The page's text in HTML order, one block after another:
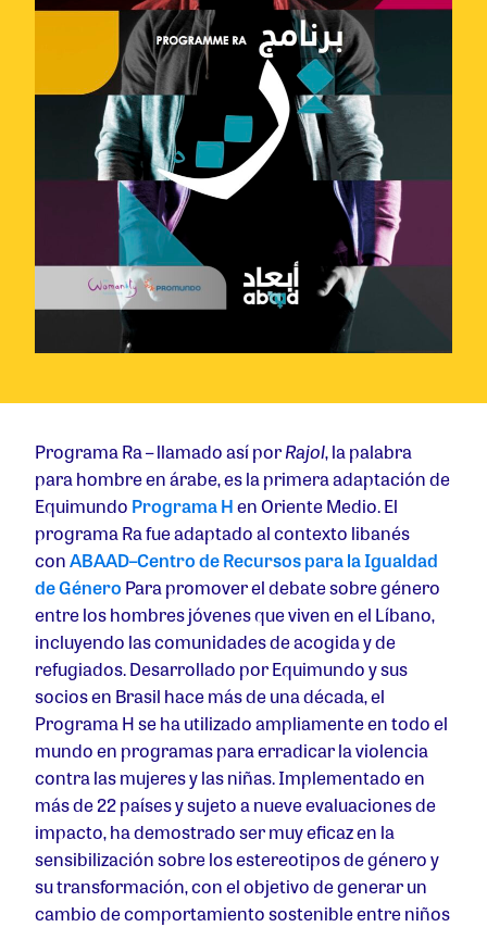
Programa Ra – llamado así porRajol, la palabra
para hombre en árabe, es la primera adaptación de
Equimundo Programa Hen Oriente Medio. El
programa Ra fue adaptado al contexto libanés
conABAAD–Centro de Recursos para la Igualdad
de Género Para promover el debate sobre género
entre los hombres jóvenes que viven en el Líbano,
incluyendo las comunidades de acogida y de
refugiados. Desarrollado por Equimundo y sus
socios en Brasil hace más de una década, el
Programa H se ha utilizado ampliamente en todo el
mundo en programas para erradicar la violencia
contra las mujeres y las niñas. Implementado en
más de 22 países y sujeto a nueve evaluaciones de
impacto, ha demostrado ser muy eficaz en la
sensibilización sobre los estereotipos de género y
su transformación, con el objetivo de generar un
cambio de comportamiento sostenible entre niños